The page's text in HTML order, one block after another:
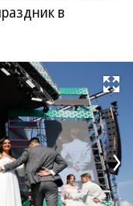
в
Развернуть